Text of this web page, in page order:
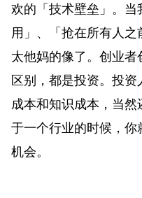
欢的「技术壁垒」。
用」、「抢在所有人
太他妈的像了。创业
区别，都是投资。投
成本和知识成本，当
于一个行业的时候，
机会。